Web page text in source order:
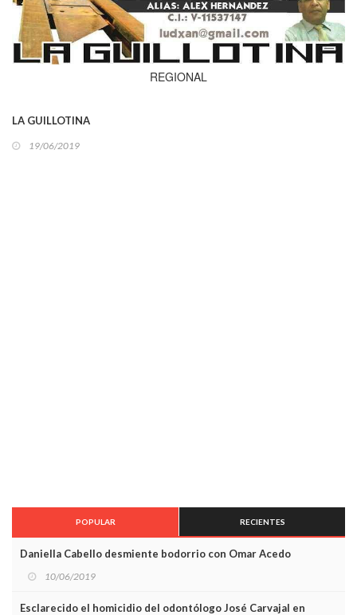
REGIONAL
LA GUILLOTINA
19/06/2019
POPULAR RECIENTES
Daniella Cabello desmiente bodorrio con Omar Acedo
10/06/2019
Esclarecido el homicidio del odontólogo José Carvajal en